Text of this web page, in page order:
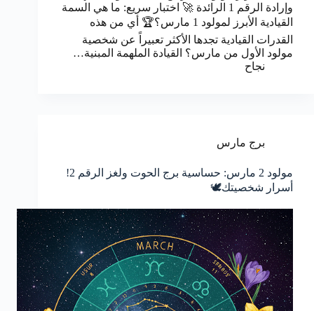
وإرادة الرقم 1 الرائدة 🚀 اختبار سريع: ما هي السمة
القيادية الأبرز لمولود 1 مارس؟🏆 أي من هذه
القدرات القيادية تجدها الأكثر تعبيراً عن شخصية
مولود الأول من مارس؟ القيادة الملهمة المبنية…
نجاح
برج مارس
مولود 2 مارس: حساسية برج الحوت ولغز الرقم 2!
أسرار شخصيتك🕊️